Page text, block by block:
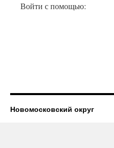
Войти с помощью:
Новомосковский округ